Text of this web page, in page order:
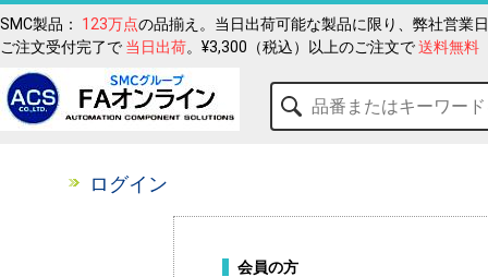
SMC製品： 123万点の品揃え。当日出荷可能な製品に限り、弊社営業
ご注文受付完了で 当日出荷。¥3,300（税込）以上のご注文で送料無料
ログイン
会員の方